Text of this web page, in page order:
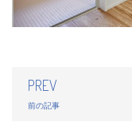
PREV
前の記事